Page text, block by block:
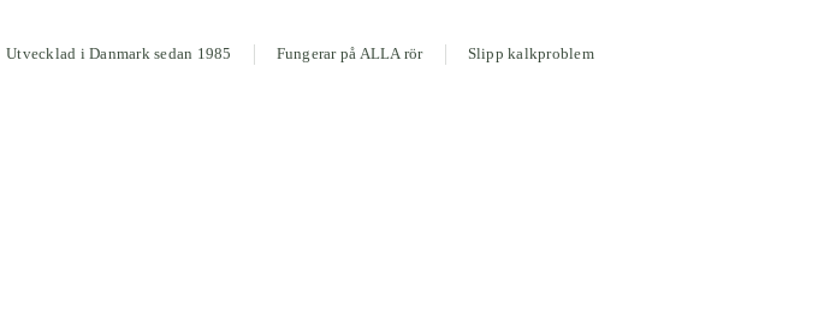
Utvecklad i Danmark sedan 1985 Fungerar på ALLA rör Slipp kalkproblem